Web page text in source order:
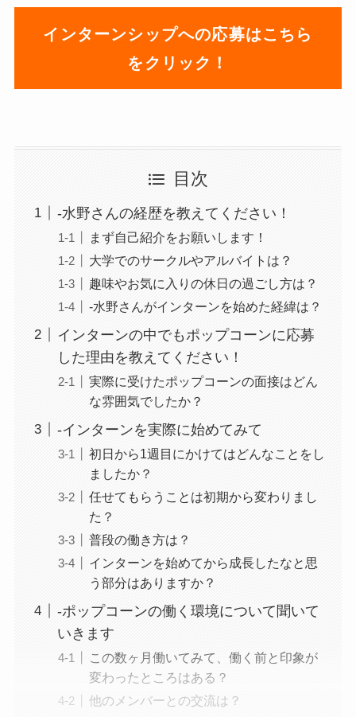
インターンシップへの応募はこちら
をクリック！
目次
-水野さんの経歴を教えてください！
まず自己紹介をお願いします！
大学でのサークルやアルバイトは？
趣味やお気に入りの休日の過ごし方は？
-水野さんがインターンを始めた経緯は？
インターンの中でもポップコーンに応募
した理由を教えてください！
実際に受けたポップコーンの面接はどん
な雰囲気でしたか？
-インターンを実際に始めてみて
初日から1週目にかけてはどんなことをし
ましたか？
任せてもらうことは初期から変わりまし
た？
普段の働き方は？
インターンを始めてから成長したなと思
う部分はありますか？
-ポップコーンの働く環境について聞いて
いきます
この数ヶ月働いてみて、働く前と印象が
変わったところはある？
他のメンバーとの交流は？